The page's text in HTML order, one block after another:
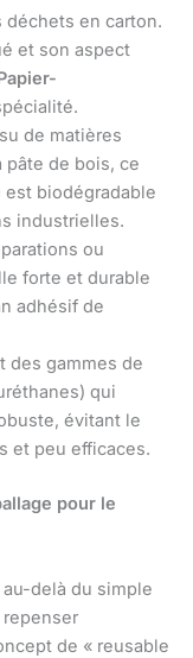
en carton.
et son aspect
de matières
pâte de bois, ce
est biodégradable
industrielles.
ou
forte et durable
adhésif de
des gammes de
qui
évitant le
et peu efficaces.
pour le
delà du simple
de « reusable